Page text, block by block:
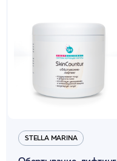
STELLA MARINA